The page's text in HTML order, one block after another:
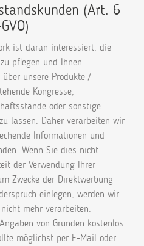
(Art. 6
ist daran interessiert, die
pflegen und Ihnen
unsere Produkte /
Kongresse,
oder sonstige
lassen. Daher verarbeiten wir
Informationen und
Wenn Sie dies nicht
der Verwendung Ihrer
Zwecke der Direktwerbung
einlegen, werden wir
mehr verarbeiten.
von Gründen kostenlos
möglichst per E-Mail oder